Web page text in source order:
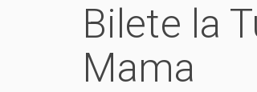
Bilete la
Mama